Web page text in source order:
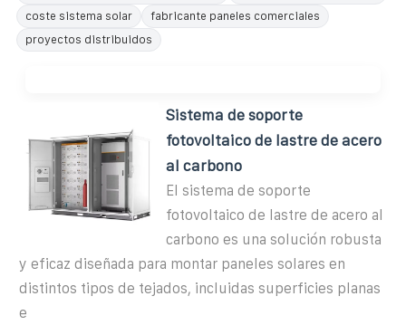
coste sistema solar
fabricante paneles comerciales
proyectos distribuidos
Sistema de soporte
fotovoltaico de lastre de acero
al carbono
El sistema de soporte
fotovoltaico de lastre de acero al
carbono es una solución robusta
y eficaz diseñada para montar paneles solares en
distintos tipos de tejados, incluidas superficies planas
e